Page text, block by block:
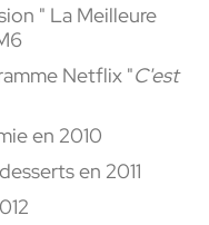
" La Meilleure
Netflix "C'est
en 2010
en 2011